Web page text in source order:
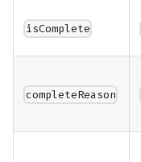
isComplete
completeReason